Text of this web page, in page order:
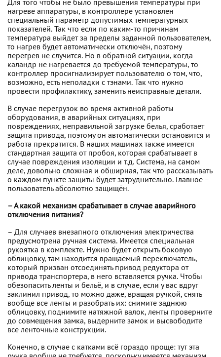
Для того чтобы не было превышения температуры при
нагреве аппаратуры, в контроллере установлен
специальный параметр допустимых температурных
показателей. Так что если по каким-то причинам
температура выйдет за пределы заданной пользователем,
то нагрев будет автоматически отключён, поэтому
перегрев не случится. Но в обратной ситуации, когда
каландр не нагревается до требуемой температуры, то
контроллер просигнализирует пользователю о том, что,
возможно, есть неполадки с тэнами. Так что нужно
провести профилактику, заменить неисправные детали.
В случае перегрузок во время активной работы
оборудования, в аварийных ситуациях, при
повреждениях, неправильной загрузке белья, сработает
защита привода, поэтому он автоматически остановится и
работа прекратится. В наших машинах также имеется
стандартная защита от пробоя, которая срабатывает в
случае повреждения изоляции и т.д. Система, на самом
деле, довольно сложная и обширная, так что рассказывать
о каждом пункте защиты будет затруднительно. Главное –
пользователь абсолютно защищён.
– А какой механизм срабатывает в случае аварийного
отключения питания?
– Для случаев внезапного отключения электричества
предусмотрена ручная система. Имеется специальная
рукоятка в комплекте. Нужно будет открыть боковую
облицовку, там находится вращаемый переключатель,
который призван отсоединять привод редуктора от
привода транспортера, в него вставляется ручка. Чтобы
обезопасить ленты и бельё, и в случае, если у вас вдруг
заклинил привод, то можно даже, вращая ручкой, снять
вообще все ленты и разобрать их: снимите заднюю
облицовку, поднимите натяжной валок, ленты проверните
до совмещения замка, выдерните замок и высвободите
все ленточные конструкции.
Конечно, в случае с катками всё гораздо проще: тут эта